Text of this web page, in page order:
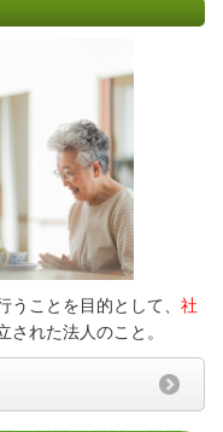
ことを目的として、 社
された法人のこと。